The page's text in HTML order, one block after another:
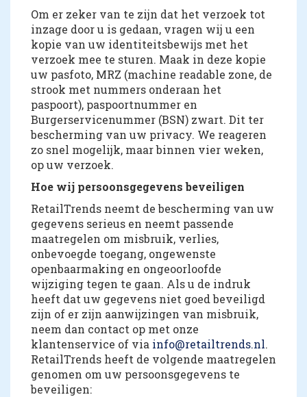
Om er zeker van te zijn dat het verzoek tot
inzage door u is gedaan, vragen wij u een
kopie van uw identiteitsbewijs met het
verzoek mee te sturen. Maak in deze kopie
uw pasfoto, MRZ (machine readable zone, de
strook met nummers onderaan het
paspoort), paspoortnummer en
Burgerservicenummer (BSN) zwart. Dit ter
bescherming van uw privacy. We reageren
zo snel mogelijk, maar binnen vier weken,
op uw verzoek.
Hoe wij persoonsgegevens beveiligen
RetailTrends neemt de bescherming van uw
gegevens serieus en neemt passende
maatregelen om misbruik, verlies,
onbevoegde toegang, ongewenste
openbaarmaking en ongeoorloofde
wijziging tegen te gaan. Als u de indruk
heeft dat uw gegevens niet goed beveiligd
zijn of er zijn aanwijzingen van misbruik,
neem dan contact op met onze
klantenservice of via info@retailtrends.nl.
RetailTrends heeft de volgende maatregelen
genomen om uw persoonsgegevens te
beveiligen: